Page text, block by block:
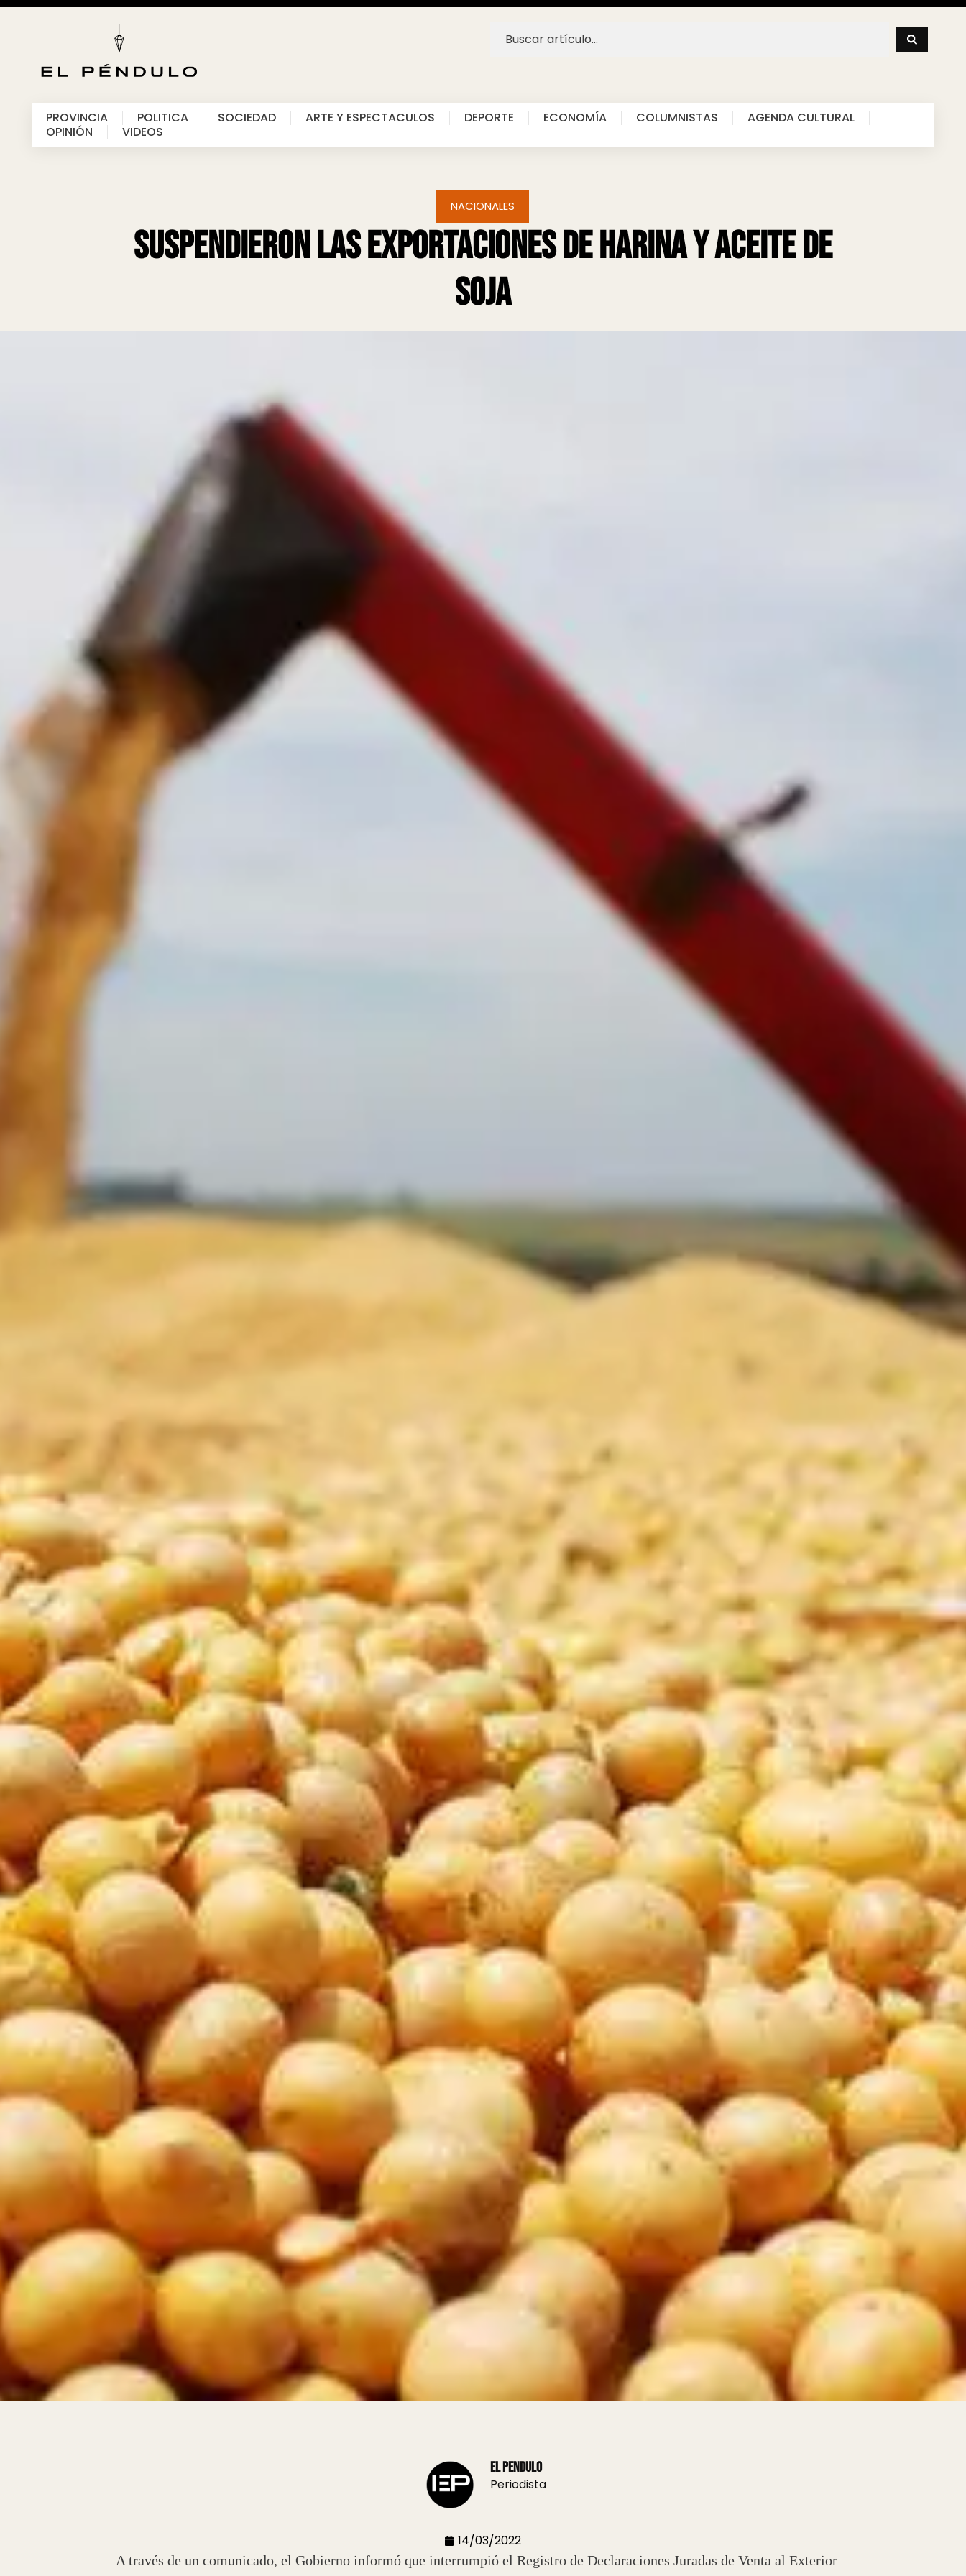
PROVINCIA POLITICA SOCIEDAD ARTE Y ESPECTACULOS DEPORTE ECONOMÍA COLUMNISTAS
AGENDA CULTURAL
OPINIÓN
VIDEOS
NACIONALES
Suspendieron las exportaciones de harina y aceite de
soja
El Pendulo
Periodista
14/03/2022
A través de un comunicado, el Gobierno informó que interrumpió el Registro de Declaraciones Juradas de Venta al Exterior